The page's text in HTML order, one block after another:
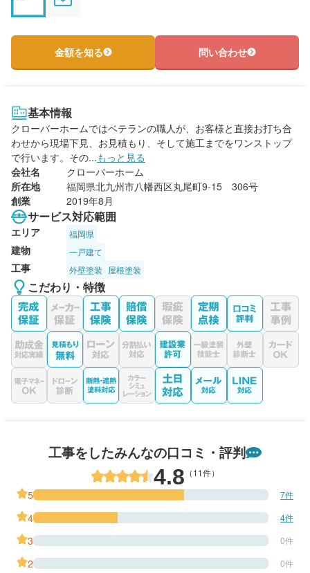
金額を知る 問い合わせ
基本情報
クローバーホームではベテランの職人が、お客様と直接お打ち合
わせから現場下見、お見積もり、そして施工までをワンストップ
で行います。その...もっと見る
会社名
クローバーホーム
所在地
福岡県北九州市八幡西区丸尾町9-15 306号
創業
2019年8月
サービス対応範囲
エリア 福岡県
建物 一戸建て
工事 外壁塗装 屋根塗装
こだわり・特徴
工事をしたみんなの口コミ・評判
4.8 （11件）
5 7件
4 4件
3 0件
2 0件